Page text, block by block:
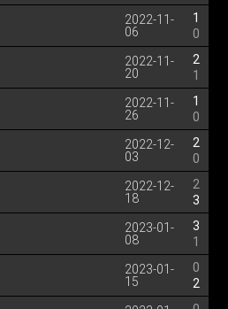
2022-11-
06
1
0
2022-11-
20
2
1
2022-11-
26
1
0
2022-12-
03
2
0
2022-12-
18
2
3
2023-01-
08
3
1
2023-01-
15
0
2